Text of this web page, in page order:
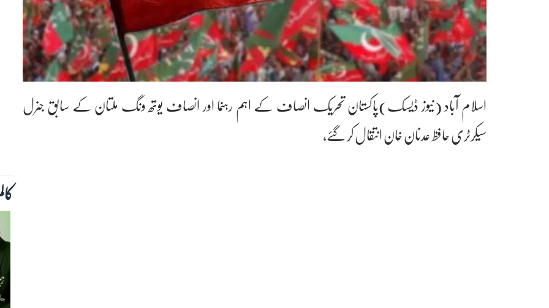
اسلام آباد (نیوز ڈیسک)پاکستان تحریک انصاف کے اہم رہنما اور انصاف یوتھ ونگ ملتان کے سابق جنرل
سیکرٹری حافظ عدنان خان انتقال کر گئے،